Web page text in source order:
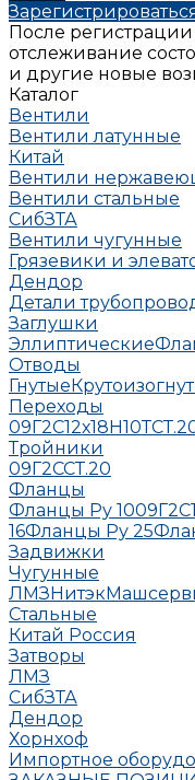
После регистрации
отслеживание
и другие новые
Каталог
Вентили
Вентили латунные
Китай
Вентили
Вентили стальные
СибЗТА
Вентили чугунные
Грязевики и
Дендор
Детали
Заглушки
Эллиптические
Отводы
Гнутые
Переходы
09Г2С12х18Н10Т
Тройники
09Г2ССТ.20
Фланцы
Фланцы Ру 1009Г2С
16Фланцы Ру 25
Задвижки
Чугунные
ЛМЗ
Стальные
Китай Россия
Затворы
ЛМЗ
СибЗТА
Дендор
Хорнхоф
Импортное